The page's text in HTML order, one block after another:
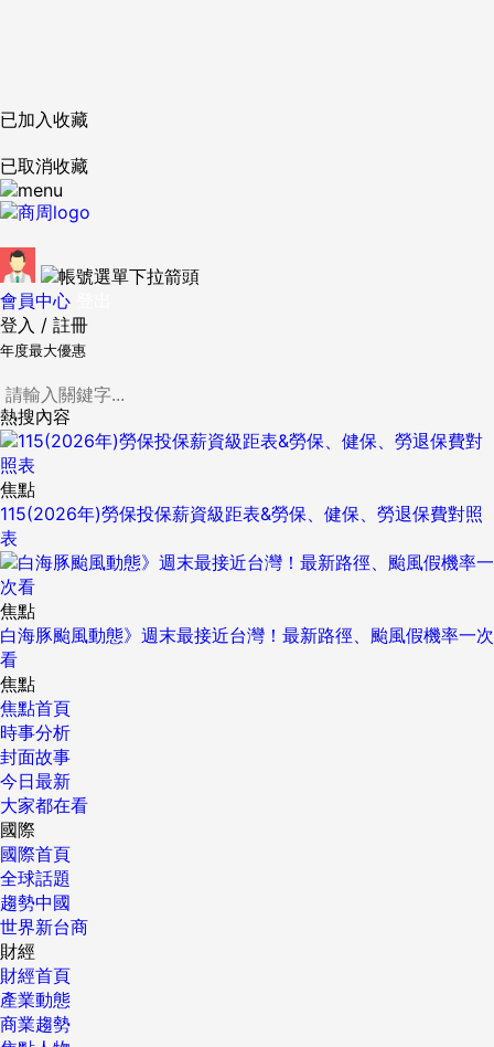
已加入收藏
已取消收藏
會員中心
登入 / 註冊
年度最大優惠
熱搜內容
焦點
115(2026年)勞保投保薪資級距表&勞保、健保、勞退保費對照
表
焦點
白海豚颱風動態》週末最接近台灣！最新路徑、颱風假機率一次
看
焦點
焦點首頁
時事分析
封面故事
今日最新
大家都在看
國際
國際首頁
全球話題
趨勢中國
世界新台商
財經
財經首頁
產業動態
商業趨勢